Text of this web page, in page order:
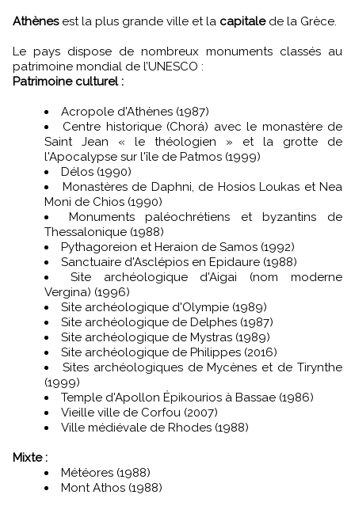
Athènes est la plus grande ville et la capitale de la Grèce.
Le pays dispose de nombreux monuments classés au
patrimoine mondial de l’UNESCO :
Patrimoine culturel :
Acropole d'Athènes (1987)
Centre historique (Chorá) avec le monastère de
Saint Jean « le théologien » et la grotte de
l'Apocalypse sur l'île de Patmos (1999)
Délos (1990)
Monastères de Daphni, de Hosios Loukas et Nea
Moni de Chios (1990)
Monuments paléochrétiens et byzantins de
Thessalonique (1988)
Pythagoreion et Heraion de Samos (1992)
Sanctuaire d'Asclépios en Epidaure (1988)
Site archéologique d'Aigai (nom moderne
Vergina) (1996)
Site archéologique d'Olympie (1989)
Site archéologique de Delphes (1987)
Site archéologique de Mystras (1989)
Site archéologique de Philippes (2016)
Sites archéologiques de Mycènes et de Tirynthe
(1999)
Temple d'Apollon Épikourios à Bassae (1986)
Vieille ville de Corfou (2007)
Ville médiévale de Rhodes (1988)
Mixte :
Météores (1988)
Mont Athos (1988)